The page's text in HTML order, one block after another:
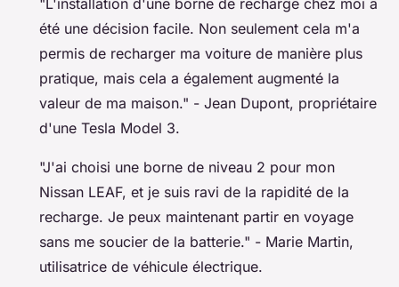
"L'installation d'une borne de recharge chez moi a
été une décision facile. Non seulement cela m'a
permis de recharger ma voiture de manière plus
pratique, mais cela a également augmenté la
valeur de ma maison." - Jean Dupont, propriétaire
d'une Tesla Model 3.
"J'ai choisi une borne de niveau 2 pour mon
Nissan LEAF, et je suis ravi de la rapidité de la
recharge. Je peux maintenant partir en voyage
sans me soucier de la batterie." - Marie Martin,
utilisatrice de véhicule électrique.